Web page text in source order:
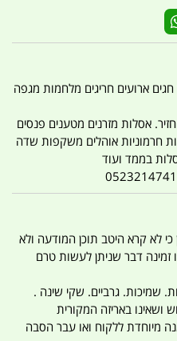
שבתות חגים ארועים חריגים מלחמות מגפה
אסלות מזרנים מטענים פנסים
חרמוניות אוהלים משקפות שדה
בממד ועוד
כי לא קרא היטב תוכן המודעה ולא
זמינה דבר שניתן לעשות טרם
שמיכות. גרביים. שקי שינה .
ושאינו באריזה המקורית
מיוחדת ללקוח ואו עבר הסבה